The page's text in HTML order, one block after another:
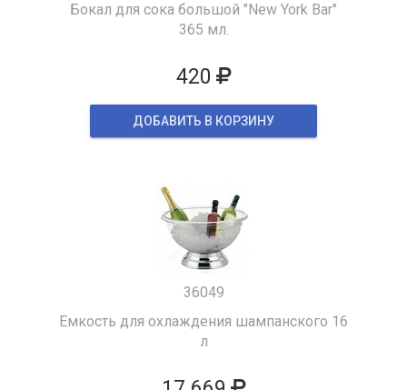
Бокал для сока большой "New York Bar"
365 мл.
420
ДОБАВИТЬ В КОРЗИНУ
36049
Емкость для охлаждения шампанского 16
л